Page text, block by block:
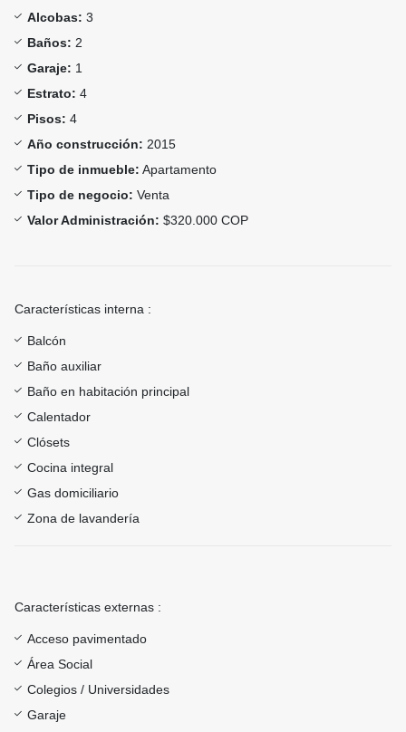
Alcobas: 3
Baños: 2
Garaje: 1
Estrato: 4
Pisos: 4
Año construcción: 2015
Tipo de inmueble: Apartamento
Tipo de negocio: Venta
Valor Administración: $320.000 COP
Características interna :
Balcón
Baño auxiliar
Baño en habitación principal
Calentador
Clósets
Cocina integral
Gas domiciliario
Zona de lavandería
Características externas :
Acceso pavimentado
Área Social
Colegios / Universidades
Garaje